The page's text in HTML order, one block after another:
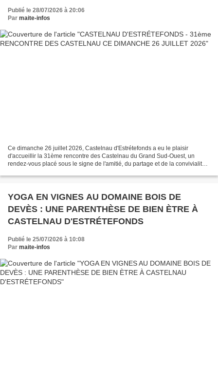
Publié le 28/07/2026 à 20:06
Par maite-infos
Ce dimanche 26 juillet 2026, Castelnau d'Estrétefonds a eu le plaisir
d'accueillir la 31ème rencontre des Castelnau du Grand Sud-Ouest, un
rendez-vous placé sous le signe de l'amitié, du partage et de la convivialité.
YOGA EN VIGNES AU DOMAINE BOIS DE
DEVÈS : UNE PARENTHÈSE DE BIEN ÈTRE À
CASTELNAU D'ESTRÉTEFONDS
Publié le 25/07/2026 à 10:08
Par maite-infos